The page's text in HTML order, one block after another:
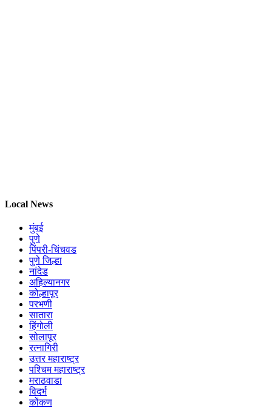
Local News
मुंबई
पुणे
पिंपरी-चिंचवड
पुणे जिल्हा
नांदेड
अहिल्यानगर
कोल्हापूर
परभणी
सातारा
हिंगोली
सोलापूर
रत्नागिरी
उत्तर महाराष्ट्र
पश्चिम महाराष्ट्र
मराठवाडा
विदर्भ
कोंकण